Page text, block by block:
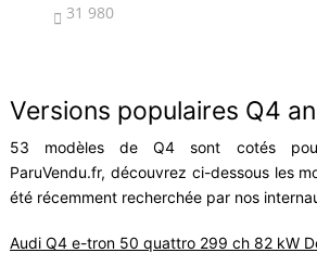
 31 980
Versions populaires Q4
53 modèles de Q4 sont cotés
ParuVendu.fr, découvrez ci-dessous les
été récemment recherchée par nos
Audi Q4 e-tron 50 quattro 299 ch 82 kW